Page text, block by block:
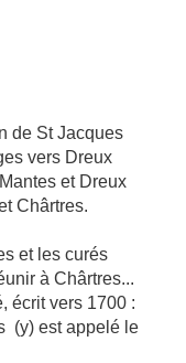
de St Jacques
vers Dreux
et Dreux
Chârtres.
et les curés
à Chârtres...
écrit vers 1700 :
(y) est appelé le